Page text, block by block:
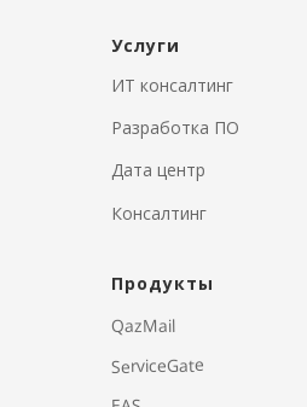
Услуги
Продукты
QazMail
ServiceGate
ИТ консалтинг
Разработка ПО
Дата центр
Консалтинг